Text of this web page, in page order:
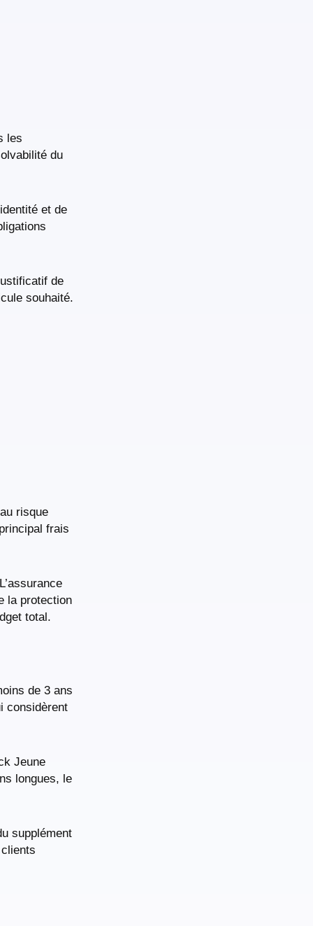
les
du
et de
de
souhaité.
risque
frais
la protection
total.
de 3 ans
considèrent
Jeune
longues, le
supplément